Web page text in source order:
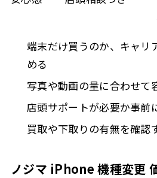
端末だけ買うのか、キャリ
める
写真や動画の量に合わせて
店頭サポートが必要か事前
買取や下取りの有無を確認
ノジマ iPhone 機種変更